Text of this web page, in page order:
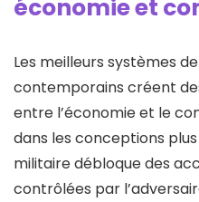
économie et
Les meilleurs systèmes
contemporains créent
entre l’économie et le
dans les conceptions
militaire débloque des
contrôlées par